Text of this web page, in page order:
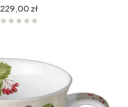
Cena
229,00 zł